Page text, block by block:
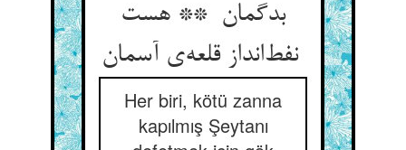
بدگمان ** هست
نفط‌انداز قلعه‌ی آسمان
Her biri, kötü zanna
kapılmış Şeytanı